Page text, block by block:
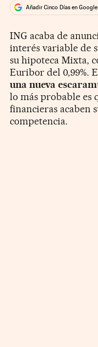
Añadir Cinco Días en Google
ING acaba de
interés variable de
su hipoteca Mixta,
Euribor del 0,99%.
una nueva
lo más probable es
financieras acaben
competencia.